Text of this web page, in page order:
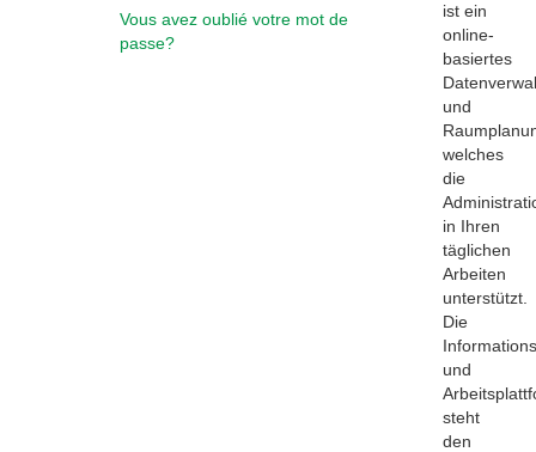
Vous avez oublié votre mot de
passe?
ist ein
online-
basiertes
und
welches
die
in Ihren
täglichen
Arbeiten
unterstützt.
Die
und
steht
den